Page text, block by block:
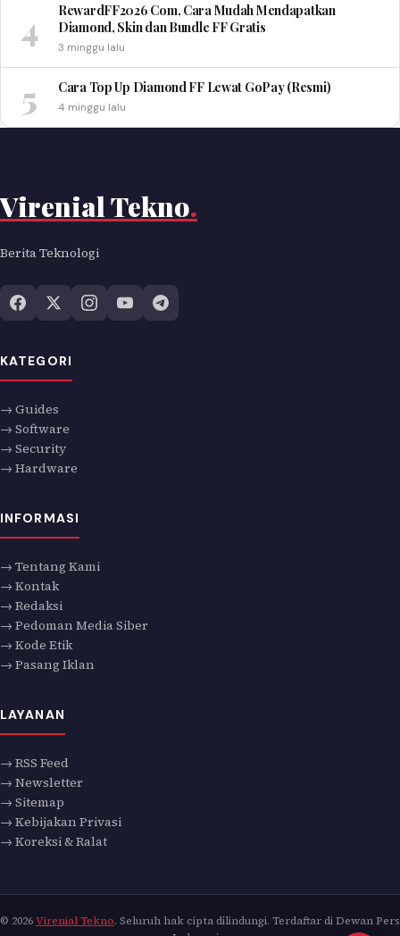
4
RewardFF2026 Com, Cara Mudah Mendapatkan
Diamond, Skin dan Bundle FF Gratis
3 minggu lalu
5 Cara Top Up Diamond FF Lewat GoPay (Resmi)
4 minggu lalu
Virenial Tekno.
Berita Teknologi
KATEGORI
→ Guides
→ Software
→ Security
→ Hardware
INFORMASI
→ Tentang Kami
→ Kontak
→ Redaksi
→ Pedoman Media Siber
→ Kode Etik
→ Pasang Iklan
LAYANAN
→ RSS Feed
→ Newsletter
→ Sitemap
→ Kebijakan Privasi
→ Koreksi & Ralat
© 2026Virenial Tekno. Seluruh hak cipta dilindungi. Terdaftar di Dewan Pers